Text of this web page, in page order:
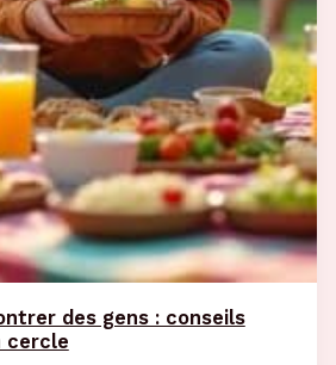
des gens : conseils
cercle